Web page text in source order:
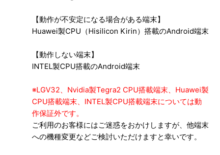
【動作が不安定になる場合がある端末】
Huawei製CPU（Hisilicon Kirin）搭載のAndroid端末
【動作しない端末】
INTEL製CPU搭載のAndroid端末
※LGV32、Nvidia製Tegra2 CPU搭載端末、Huawei製
CPU搭載端末、INTEL製CPU搭載端末については動
作保証外です。
ご利用のお客様にはご迷惑をおかけしますが、他端末
への機種変更などご検討いただけますと幸いです。